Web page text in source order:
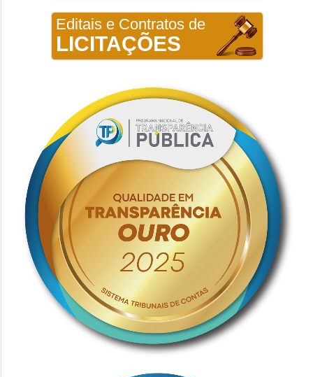
Editais e Contratos de
LICITAÇÕES